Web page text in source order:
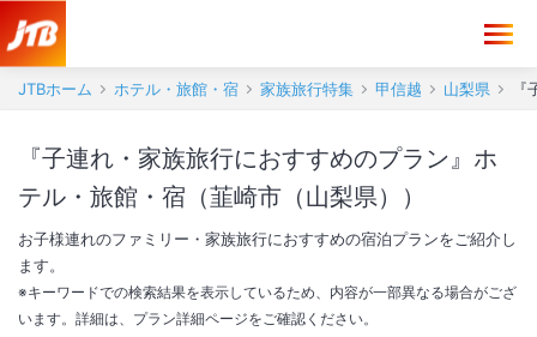
JTBホーム ホテル・旅館・宿 家族旅行特集 甲信越 山梨県
『子連れ・家族旅行におすすめのプラン』ホ
テル・旅館・宿（韮崎市（山梨県））
お子様連れのファミリー・家族旅行におすすめの宿泊プランをご紹介し
ます。
※キーワードでの検索結果を表示しているため、内容が一部異なる場合がござ
います。詳細は、プラン詳細ページをご確認ください。